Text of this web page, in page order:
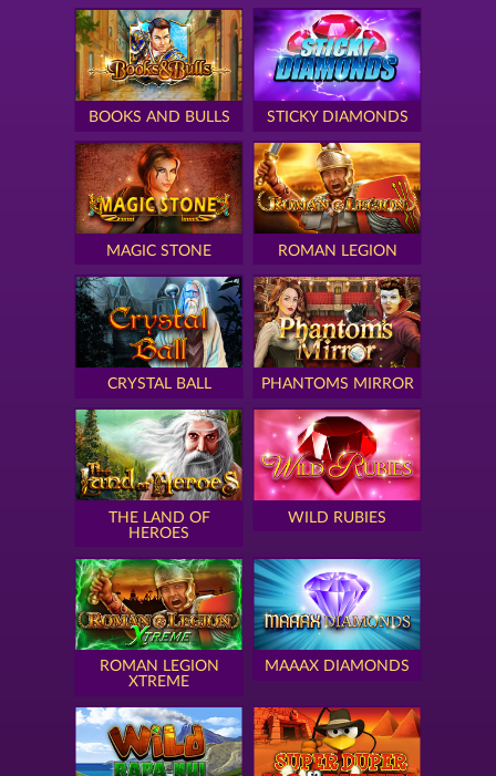
BOOKS AND BULLS STICKY DIAMONDS
MAGIC STONE ROMAN LEGION
CRYSTAL BALL PHANTOMS MIRROR
THE LAND OF
HEROES
WILD RUBIES
ROMAN LEGION
XTREME
MAAAX DIAMONDS